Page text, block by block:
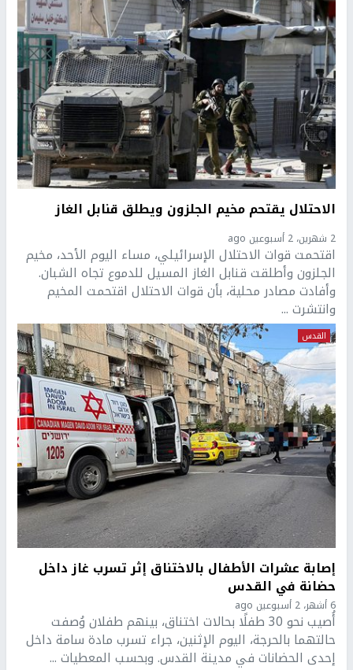
الاحتلال يقتحم مخيم الجلزون ويطلق قنابل الغاز
2 شهرين، 2 أسبوعين ago
اقتحمت قوات الاحتلال الإسرائيلي، مساء اليوم الأحد، مخيم
الجلزون وأطلقت قنابل الغاز المسيل للدموع تجاه الشبان.
وأفادت مصادر محلية، بأن قوات الاحتلال اقتحمت المخيم
وانتشرت ...
القدس
إصابة عشرات الأطفال بالاختناق إثر تسرب غاز داخل
حضانة في القدس
6 أشهر، 2 أسبوعين ago
أُصيب نحو 30 طفلًا بحالات اختناق، بينهم طفلان وُصفت
حالتهما بالحرجة، اليوم الإثنين، جراء تسرب مادة سامة داخل
إحدى الحضانات في مدينة القدس. وبحسب المعطيات ...